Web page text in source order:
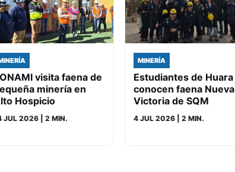
visita faena de
minería en
Hospicio
JUL 2026 | 2 MIN.
MINERÍA
Estudiantes de Huara
conocen faena Nueva
Victoria de SQM
4 JUL 2026 | 2 MIN.